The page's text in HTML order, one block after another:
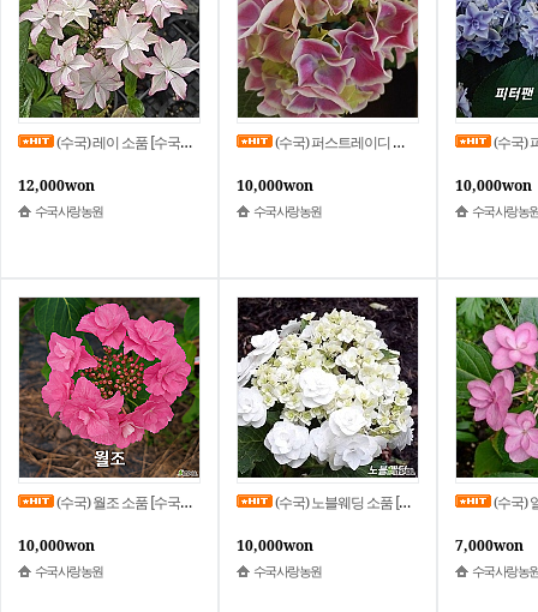
(수국) 레이 소품 [수국사랑농원]
12,000won
수국사랑농원
(수국) 퍼스트레이디 소품 [수국사랑농원]
10,000won
수국사랑농원
(수국) 피
10,000won
수국사랑농
(수국) 월조 소품 [수국사랑농원]
10,000won
수국사랑농원
(수국) 노블웨딩 소품 [수국사랑농원]
10,000won
수국사랑농원
(수국) 일본겹
7,000won
수국사랑농